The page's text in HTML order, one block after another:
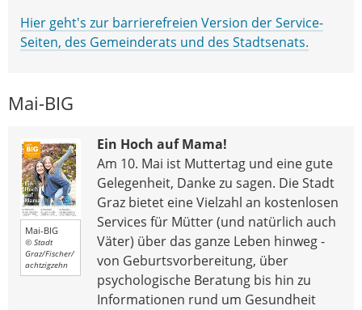
Hier geht's zur barrierefreien Version der Service-
Seiten, des Gemeinderats und des Stadtsenats.
Mai-BIG
Mai-BIG
© Stadt
Graz/Fischer/
achtzigzehn
Ein Hoch auf Mama!
Am 10. Mai ist Muttertag und eine gute
Gelegenheit, Danke zu sagen. Die Stadt
Graz bietet eine Vielzahl an kostenlosen
Services für Mütter (und natürlich auch
Väter) über das ganze Leben hinweg -
von Geburtsvorbereitung, über
psychologische Beratung bis hin zu
Informationen rund um Gesundheit